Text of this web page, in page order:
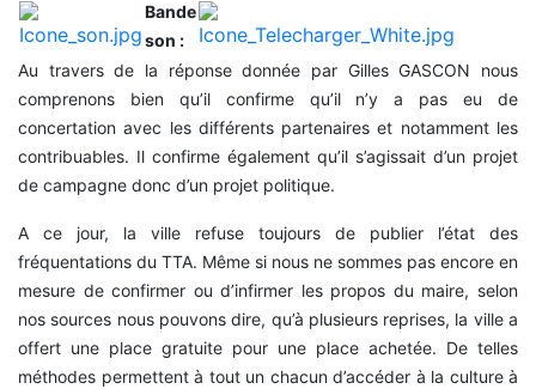
Bande
son :
Au travers de la réponse donnée par Gilles GASCON nous
comprenons bien qu’il confirme qu’il n’y a pas eu de
concertation avec les différents partenaires et notamment les
contribuables. Il confirme également qu’il s’agissait d’un projet
de campagne donc d’un projet politique.
A ce jour, la ville refuse toujours de publier l’état des
fréquentations du TTA. Même si nous ne sommes pas encore en
mesure de confirmer ou d’infirmer les propos du maire, selon
nos sources nous pouvons dire, qu’à plusieurs reprises, la ville a
offert une place gratuite pour une place achetée. De telles
méthodes permettent à tout un chacun d’accéder à la culture à